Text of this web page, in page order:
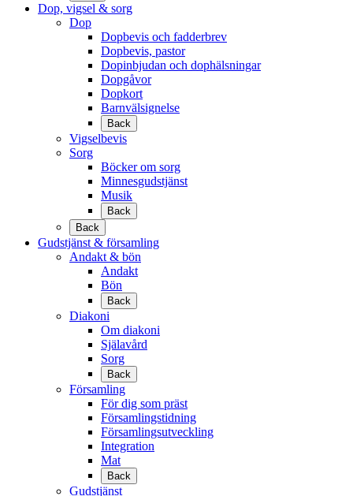
Dop, vigsel & sorg
Dop
Dopbevis och fadderbrev
Dopbevis, pastor
Dopinbjudan och dophälsningar
Dopgåvor
Dopkort
Barnvälsignelse
Back
Vigselbevis
Sorg
Böcker om sorg
Minnesgudstjänst
Musik
Back
Back
Gudstjänst & församling
Andakt & bön
Andakt
Bön
Back
Diakoni
Om diakoni
Själavård
Sorg
Back
Församling
För dig som präst
Församlingstidning
Församlingsutveckling
Integration
Mat
Back
Gudstjänst